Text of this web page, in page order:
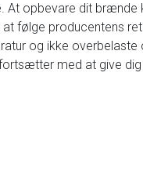
At opbevare dit
følge producentens
og ikke overbelaste
med at give